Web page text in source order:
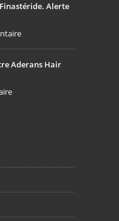
Alerte
Aderans Hair